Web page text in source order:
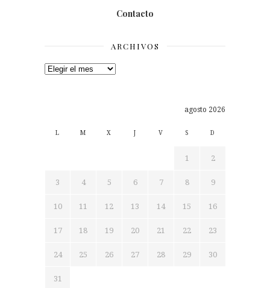
Contacto
ARCHIVOS
Archivos
agosto 2026
L M X J V S D
1 2
3 4 5 6 7 8 9
10 11 12 13 14 15 16
17 18 19 20 21 22 23
24 25 26 27 28 29 30
31